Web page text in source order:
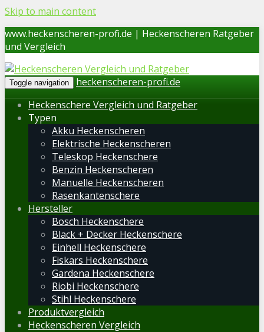
Skip to main content
www.heckenscheren-profi.de | Heckenscheren Ratgeber
und Vergleich
Toggle navigation
heckenscheren-profi.de
Heckenschere Vergleich und Ratgeber
Typen
Akku Heckenscheren
Elektrische Heckenscheren
Teleskop Heckenschere
Benzin Heckenscheren
Manuelle Heckenscheren
Rasenkantenschere
Hersteller
Bosch Heckenschere
Black + Decker Heckenschere
Einhell Heckenschere
Fiskars Heckenschere
Gardena Heckenschere
Riobi Heckenschere
Stihl Heckenschere
Produktvergleich
Heckenscheren Vergleich